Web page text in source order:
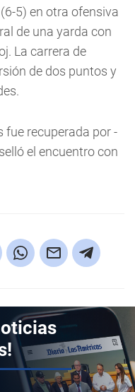
5) en otra ofensiva
de una yarda con
La carrera de
de dos puntos y
fue recuperada por -
el encuentro con